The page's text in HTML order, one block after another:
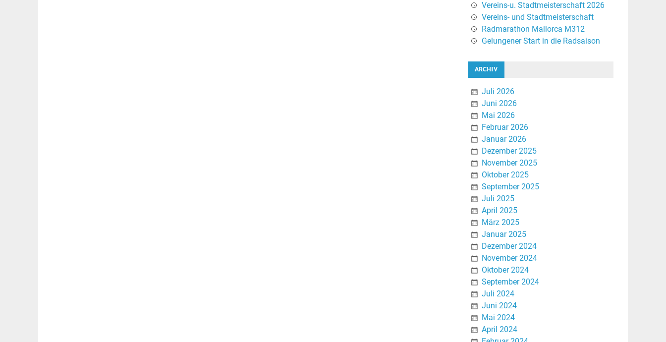
Vereins-u. Stadtmeisterschaft 2026
Vereins- und Stadtmeisterschaft
Radmarathon Mallorca M312
Gelungener Start in die Radsaison
ARCHIV
Juli 2026
Juni 2026
Mai 2026
Februar 2026
Januar 2026
Dezember 2025
November 2025
Oktober 2025
September 2025
Juli 2025
April 2025
März 2025
Januar 2025
Dezember 2024
November 2024
Oktober 2024
September 2024
Juli 2024
Juni 2024
Mai 2024
April 2024